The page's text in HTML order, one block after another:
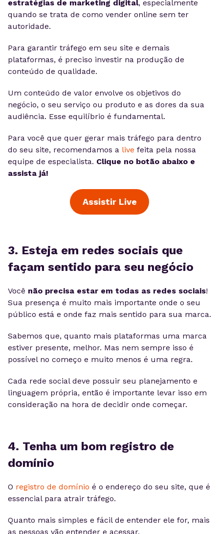
estratégias de marketing digital, especialmente
quando se trata de como vender online sem ter
autoridade.
Para garantir tráfego em seu site e demais
plataformas, é preciso investir na produção de
conteúdo de qualidade.
Um conteúdo de valor envolve os objetivos do
negócio, o seu serviço ou produto e as dores da sua
audiência. Esse equilíbrio é fundamental.
Para você que quer gerar mais tráfego para dentro
do seu site, recomendamos a live feita pela nossa
equipe de especialista. Clique no botão abaixo e
assista já!
Assistir Live
3. Esteja em redes sociais que
façam sentido para seu negócio
Você não precisa estar em todas as redes sociais!
Sua presença é muito mais importante onde o seu
público está e onde faz mais sentido para sua marca.
Sabemos que, quanto mais plataformas uma marca
estiver presente, melhor. Mas nem sempre isso é
possível no começo e muito menos é uma regra.
Cada rede social deve possuir seu planejamento e
linguagem própria, então é importante levar isso em
consideração na hora de decidir onde começar.
4. Tenha um bom registro de
domínio
O registro de domínio é o endereço do seu site, que é
essencial para atrair tráfego.
Quanto mais simples e fácil de entender ele for, mais
as pessoas vão entender e acessar.